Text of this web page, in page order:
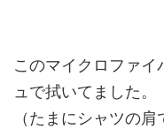
このマイクロファ
ュで拭いてました。
（たまにシャツの